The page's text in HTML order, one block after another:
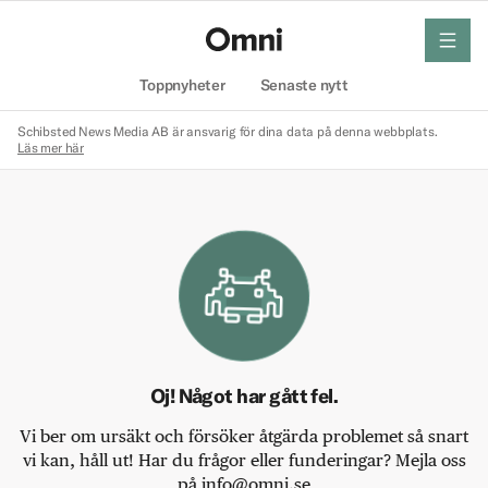
Toppnyheter Senaste nytt
meny
Schibsted News Media AB är ansvarig för dina data på denna webbplats.
Läs mer här
Oj! Något har gått fel.
Vi ber om ursäkt och försöker åtgärda problemet så snart
vi kan, håll ut! Har du frågor eller funderingar? Mejla oss